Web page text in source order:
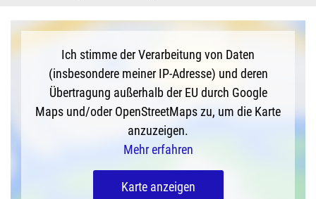
Ich stimme der Verarbeitung von Daten
(insbesondere meiner IP-Adresse) und deren
Übertragung außerhalb der EU durch Google
Maps und/oder OpenStreetMaps zu, um die Karte
anzuzeigen.
Mehr erfahren
Karte anzeigen